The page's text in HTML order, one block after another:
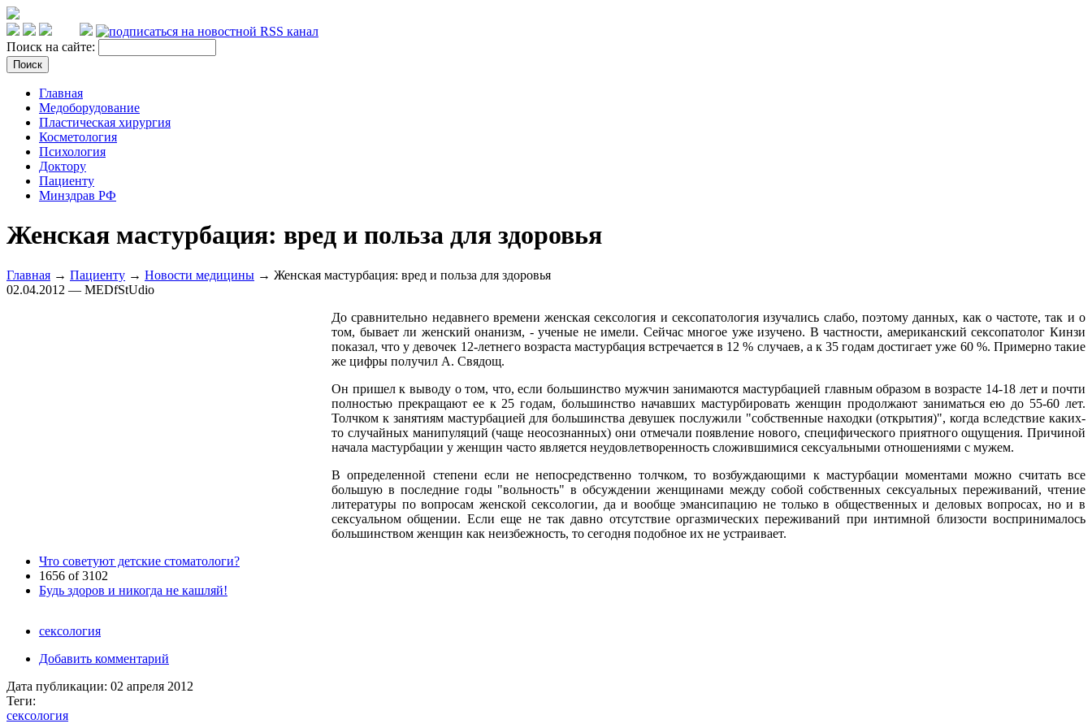
Поиск на сайте:
Главная
Медоборудование
Пластическая хирургия
Косметология
Психология
Доктору
Пациенту
Минздрав РФ
Женская мастурбация: вред и польза для здоровья
Главная → Пациенту → Новости медицины → Женская мастурбация: вред и польза для здоровья
02.04.2012 — MEDfStUdio
До сравнительно недавнего времени женская сексология и сексопатология изучались слабо, поэтому данных, как о частоте, так и о
том, бывает ли женский онанизм, - ученые не имели. Сейчас многое уже изучено. В частности, американский сексопатолог Кинзи
показал, что у девочек 12-летнего возраста мастурбация встречается в 12 % случаев, а к 35 годам достигает уже 60 %. Примерно такие
же цифры получил А. Свядощ.
Он пришел к выводу о том, что, если большинство мужчин занимаются мастурбацией главным образом в возрасте 14-18 лет и почти
полностью прекращают ее к 25 годам, большинство начавших мастурбировать женщин продолжают заниматься ею до 55-60 лет.
Толчком к занятиям мастурбацией для большинства девушек послужили "собственные находки (открытия)", когда вследствие каких-
то случайных манипуляций (чаще неосознанных) они отмечали появление нового, специфического приятного ощущения. Причиной
начала мастурбации у женщин часто является неудовлетворенность сложившимися сексуальными отношениями с мужем.
В определенной степени если не непосредственно толчком, то возбуждающими к мастурбации моментами можно считать все
большую в последние годы "вольность" в обсуждении женщинами между собой собственных сексуальных переживаний, чтение
литературы по вопросам женской сексологии, да и вообще эмансипацию не только в общественных и деловых вопросах, но и в
сексуальном общении. Если еще не так давно отсутствие оргазмических переживаний при интимной близости воспринималось
большинством женщин как неизбежность, то сегодня подобное их не устраивает.
Что советуют детские стоматологи?
1656 of 3102
Будь здоров и никогда не кашляй!
сексология
Добавить комментарий
Дата публикации: 02 апреля 2012
Теги:
сексология